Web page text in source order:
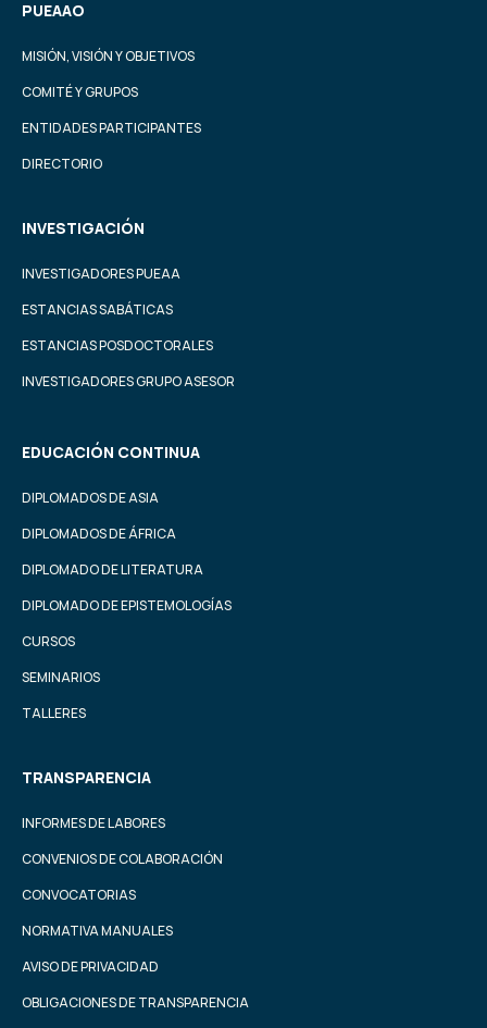
PUEAAO
MISIÓN, VISIÓN Y OBJETIVOS
COMITÉ Y GRUPOS
ENTIDADES PARTICIPANTES
DIRECTORIO
INVESTIGACIÓN
INVESTIGADORES PUEAA
ESTANCIAS SABÁTICAS
ESTANCIAS POSDOCTORALES
INVESTIGADORES GRUPO ASESOR
EDUCACIÓN CONTINUA
DIPLOMADOS DE ASIA
DIPLOMADOS DE ÁFRICA
DIPLOMADO DE LITERATURA
DIPLOMADO DE EPISTEMOLOGÍAS
CURSOS
SEMINARIOS
TALLERES
TRANSPARENCIA
INFORMES DE LABORES
CONVENIOS DE COLABORACIÓN
CONVOCATORIAS
NORMATIVA MANUALES
AVISO DE PRIVACIDAD
OBLIGACIONES DE TRANSPARENCIA